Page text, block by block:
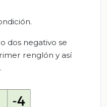
dos negativo se
renglón y así